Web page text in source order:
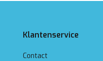
Klantenservice
Contact